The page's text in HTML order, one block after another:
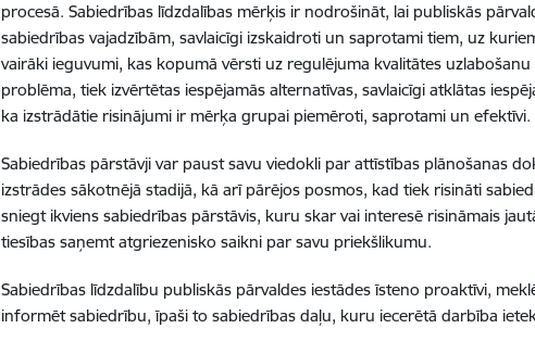
procesā. Sabiedrības līdzdalības mērķis ir nodrošināt, lai publiskās
sabiedrības vajadzībām, savlaicīgi izskaidroti un saprotami tiem, uz
vairāki ieguvumi, kas kopumā vērsti uz regulējuma kvalitātes
problēma, tiek izvērtētas iespējamās alternatīvas, savlaicīgi atklātas
ka izstrādātie risinājumi ir mērķa grupai piemēroti, saprotami un efektīvi.
Sabiedrības pārstāvji var paust savu viedokli par attīstības plānošanas
izstrādes sākotnējā stadijā, kā arī pārējos posmos, kad tiek risināti
sniegt ikviens sabiedrības pārstāvis, kuru skar vai interesē risināmais
tiesības saņemt atgriezenisko saikni par savu priekšlikumu.
Sabiedrības līdzdalību publiskās pārvaldes iestādes īsteno proaktīvi,
informēt sabiedrību, īpaši to sabiedrības daļu, kuru iecerētā darbība